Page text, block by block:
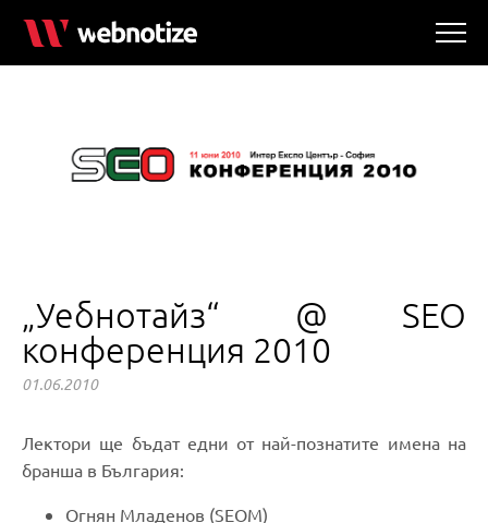
„Уебнотайз“ @ SEO
конференция 2010
01.06.2010
Лектори ще бъдат едни от най-познатите имена на
бранша в България:
Огнян Младенов (SEOM)